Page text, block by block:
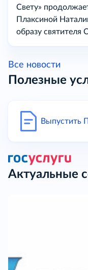
Свету»
Плаксиной
образу святителя
Все новости
Полезные
Выпустить
Актуальные